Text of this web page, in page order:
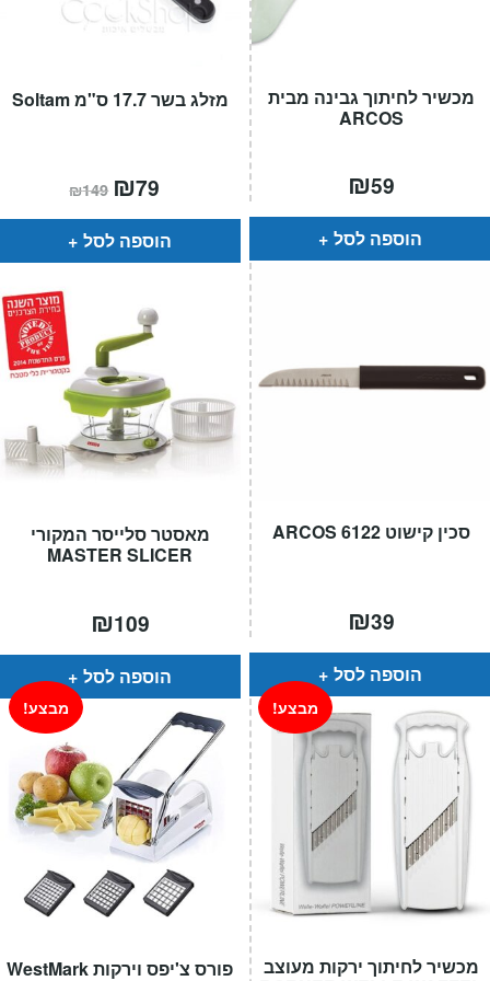
מזלג בשר 17.7 ס"מ Soltam
₪149 המחיר
המקורי
היה:
₪149.
₪79
הוא:
הוספה לסל
מכשיר לחיתוך גבינה מבית
ARCOS
₪59
הוספה לסל
מאסטר סלייסר המקורי
MASTER SLICER
₪109
הוספה לסל
סכין קישוט 6122 ARCOS
₪39
הוספה לסל
פורס צ'יפס וירקות WestMark
מבצע!
מכשיר לחיתוך ירקות מעוצב
מבצע!